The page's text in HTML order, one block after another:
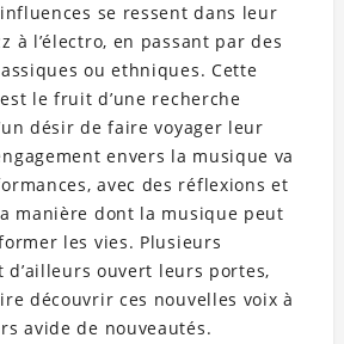
se ressent dans leur
à l’électro, en passant par des
ou ethniques. Cette
le fruit d’une recherche
désir de faire voyager leur
envers la musique va
avec des réflexions et
manière dont la musique peut
les vies. Plusieurs
ouvert leurs portes,
découvrir ces nouvelles voix à
avide de nouveautés.